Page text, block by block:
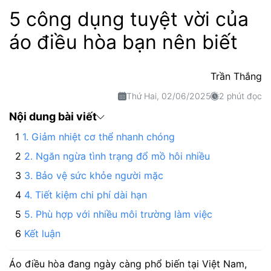
5 công dụng tuyệt vời của
áo điều hòa bạn nên biết
Trần Thắng
Thứ Hai, 02/06/2025 2 phút đọc
Nội dung bài viết
1. Giảm nhiệt cơ thể nhanh chóng
2. Ngăn ngừa tình trạng đổ mồ hôi nhiều
3. Bảo vệ sức khỏe người mặc
4. Tiết kiệm chi phí dài hạn
5. Phù hợp với nhiều môi trường làm việc
Kết luận
Áo điều hòa đang ngày càng phổ biến tại Việt Nam,